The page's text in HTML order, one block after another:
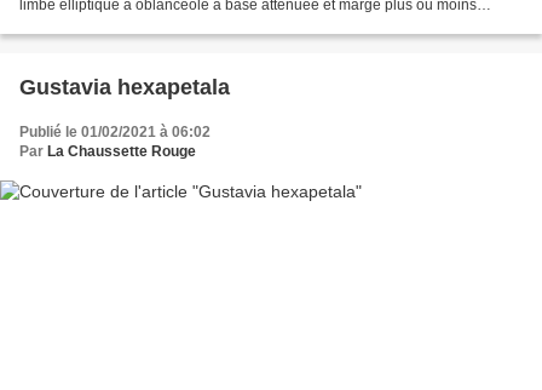
limbe elliptique à oblancéolé à base atténuée et marge plus ou moins
Gustavia hexapetala
Publié le 01/02/2021 à 06:02
Par La Chaussette Rouge